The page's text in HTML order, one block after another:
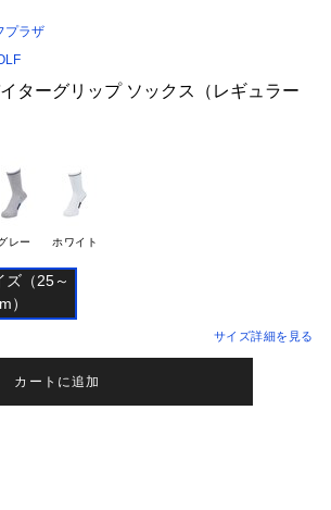
プラザ
ターグリップ ソックス（レギュラー
レー ホワイト
ズ（25～
サイズ詳細を見る
カートに追加